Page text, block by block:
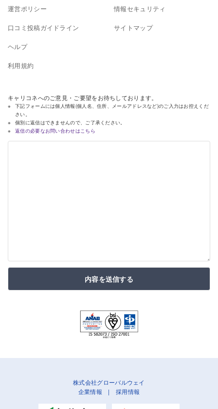
運営ポリシー
口コミ投稿ガイドライン
ヘルプ
利用規約
情報セキュリティ
サイトマップ
キャリコネへのご意見・ご要望をお待ちしております。
下記フォームには個人情報(個人名、住所、メールアドレスなど)のご入力はお控えくだ
さい。
個別に返信はできませんので、ご了承ください。
返信の必要なお問い合わせはこちら
内容を送信する
株式会社グローバルウェイ
企業情報 | 採用情報